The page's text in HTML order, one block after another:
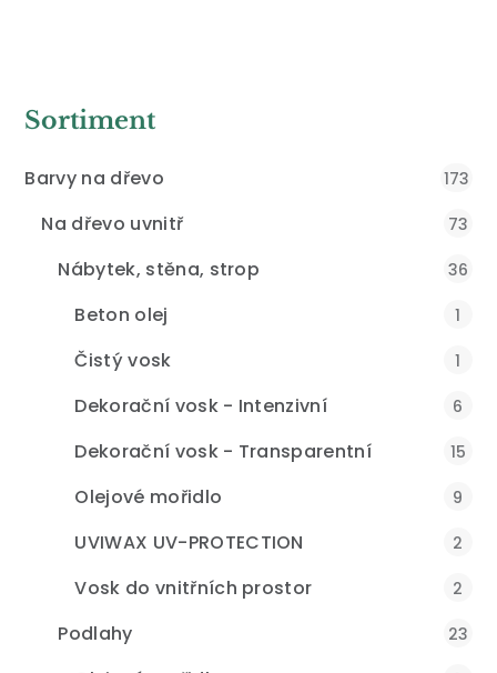
Sortiment
Barvy na dřevo 173
Na dřevo uvnitř 73
Nábytek, stěna, strop 36
Beton olej 1
Čistý vosk 1
Dekorační vosk - Intenzivní 6
Dekorační vosk - Transparentní 15
Olejové mořidlo 9
UVIWAX UV-PROTECTION 2
Vosk do vnitřních prostor 2
Podlahy 23